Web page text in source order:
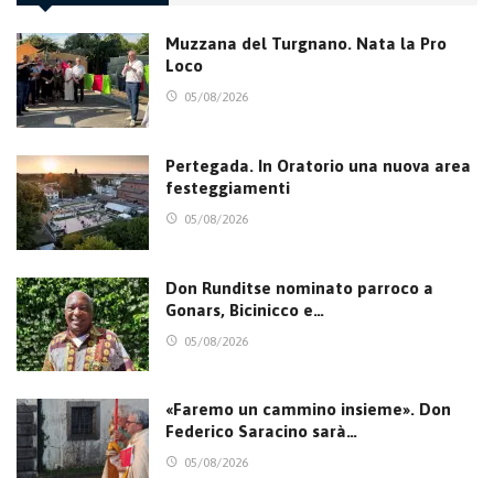
Muzzana del Turgnano. Nata la Pro
Loco
05/08/2026
Pertegada. In Oratorio una nuova area
festeggiamenti
05/08/2026
Don Runditse nominato parroco a
Gonars, Bicinicco e…
05/08/2026
«Faremo un cammino insieme». Don
Federico Saracino sarà…
05/08/2026